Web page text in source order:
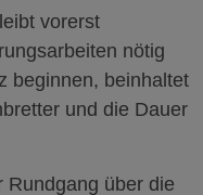
vorerst
nötig
beginnen, beinhaltet
und die Dauer
Rundgang über die